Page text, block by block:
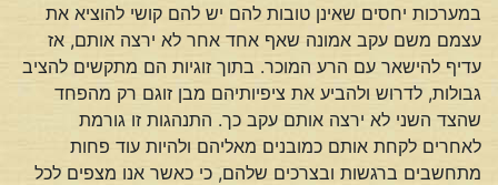
במערכות יחסים שאינן טובות להם יש להם קושי להוציא את
עצמם משם עקב אמונה שאף אחד אחר לא ירצה אותם, אז
עדיף להישאר עם הרע המוכר. בתוך זוגיות הם מתקשים להציב
גבולות, לדרוש ולהביע את ציפיותיהם מבן זוגם רק מהפחד
שהצד השני לא ירצה אותם עקב כך. התנהגות זו גורמת
לאחרים לקחת אותם כמובנים מאליהם ולהיות עוד פחות
מתחשבים ברגשות ובצרכים שלהם, כי כאשר אנו מצפים לכל